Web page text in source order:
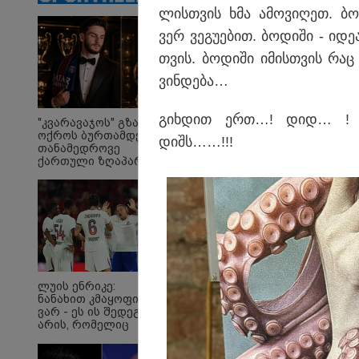
ირაკლი
იყო გადაყვანილი - რა
დეტალებზე საუბრობს
მისი ადვოკატი?
Faceამბები
"კვარავაჯოს" გზა
ოქროს ბურთამდე:
თანამედროვე
ქართული ზღაპარი
ლუის ენრიკე:
ნანახით კმაყოფილი
ვარ - ეს ის შედეგი არ
არის, რომელიც
ლის­თვის ხმა ამო­ვი­ღეთ.
ვერ ვე­გუ­ე­ბით. ბო­დი­ში -
თვის. ბო­დი­ში იმის­თვის
ვინ­დე­ბა…
გიხ­დით ერთ…! დიდ… !
დიშს……!!!